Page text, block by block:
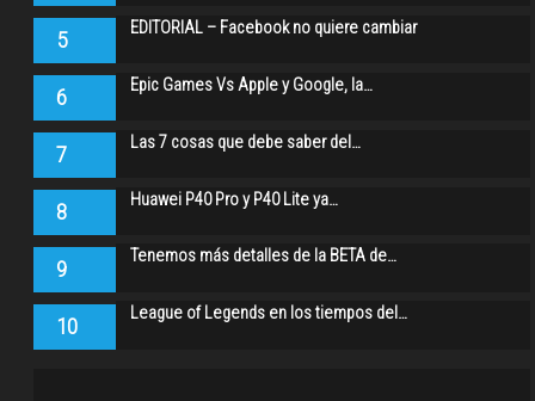
5 EDITORIAL – Facebook no quiere cambiar
6 Epic Games Vs Apple y Google, la…
7 Las 7 cosas que debe saber del…
8 Huawei P40 Pro y P40 Lite ya…
9 Tenemos más detalles de la BETA de…
10 League of Legends en los tiempos del…